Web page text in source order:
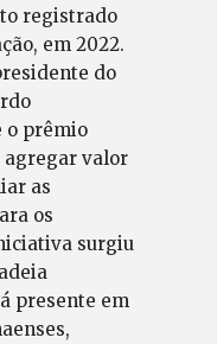
registrado
em 2022.
do
o prêmio
agregar valor
as
os
surgiu
presente em